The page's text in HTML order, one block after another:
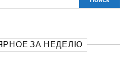
ЗА НЕДЕЛЮ